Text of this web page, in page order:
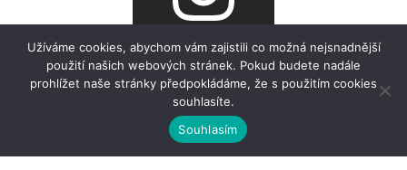
Užíváme cookies, abychom vám zajistili co možná nejsnadnější
použití našich webových stránek. Pokud budete nadále
prohlížet naše stránky předpokládáme, že s použitím cookies
souhlasíte.
Souhlasím